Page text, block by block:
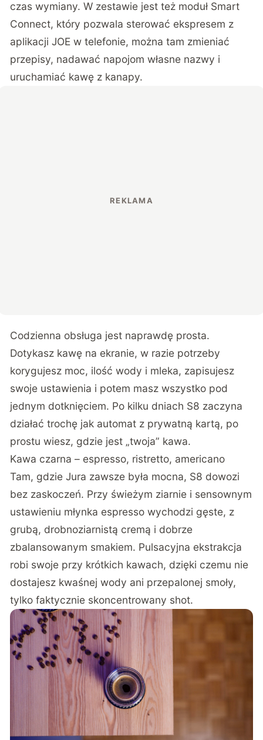
czas wymiany. W zestawie jest też moduł Smart
Connect, który pozwala sterować ekspresem z
aplikacji JOE w telefonie, można tam zmieniać
przepisy, nadawać napojom własne nazwy i
uruchamiać kawę z kanapy.
Codzienna obsługa jest naprawdę prosta.
Dotykasz kawę na ekranie, w razie potrzeby
korygujesz moc, ilość wody i mleka, zapisujesz
swoje ustawienia i potem masz wszystko pod
jednym dotknięciem. Po kilku dniach S8 zaczyna
działać trochę jak automat z prywatną kartą, po
prostu wiesz, gdzie jest „twoja” kawa.
Kawa czarna – espresso, ristretto, americano
Tam, gdzie Jura zawsze była mocna, S8 dowozi
bez zaskoczeń. Przy świeżym ziarnie i sensownym
ustawieniu młynka espresso wychodzi gęste, z
grubą, drobnoziarnistą cremą i dobrze
zbalansowanym smakiem. Pulsacyjna ekstrakcja
robi swoje przy krótkich kawach, dzięki czemu nie
dostajesz kwaśnej wody ani przepalonej smoły,
tylko faktycznie skoncentrowany shot.